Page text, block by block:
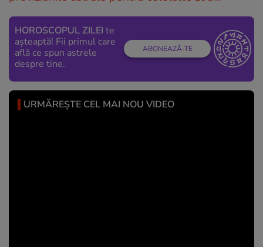
HOROSCOPUL ZILEI te
așteaptă! Fii primul care
află ce spun astrele
despre tine.
ABONEAZĂ-TE
URMĂREȘTE CEL MAI NOU VIDEO